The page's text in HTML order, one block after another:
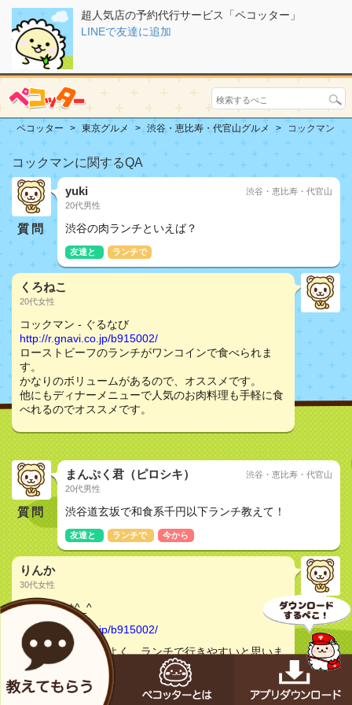
超人気店の予約代行サービス「ペコッター」
LINEで友達に追加
ペコッター 東京グルメ 渋谷・恵比寿・代官山グルメ コックマン
コックマンに関するQA
質問
yuki
20代男性
渋谷・恵比寿・代官山
渋谷の肉ランチといえば？
友達と ランチで
くろねこ
20代女性
コックマン - ぐるなび
http://r.gnavi.co.jp/b915002/
ローストビーフのランチがワンコインで食べられま
す。
かなりのボリュームがあるので、オススメです。
他にもディナーメニューで人気のお肉料理も手軽に食
べれるのでオススメです。
質問
まんぷく君（ピロシキ）
20代男性
渋谷・恵比寿・代官山
渋谷道玄坂で和食系千円以下ランチ教えて！
友達と ランチで 今から
りんか
30代女性
こんにちは^_^
http://r.gnavi.co.jp/b915002/
こちらがコスパもよく、ランチで行きやすいと思いま
す。